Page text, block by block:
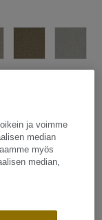
1318
ja voimme
median
myös
median,